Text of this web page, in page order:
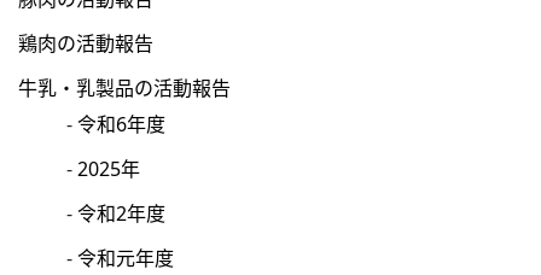
鶏肉の活動報告
牛乳・乳製品の活動報告
令和6年度
2025年
令和2年度
令和元年度